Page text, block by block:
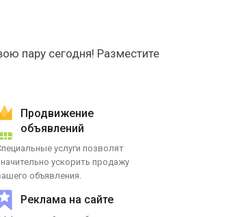
пару сегодня! Разместите
Продвижение
объявлений
услуги позволят
ускорить продажу
объявления.
Реклама на сайте